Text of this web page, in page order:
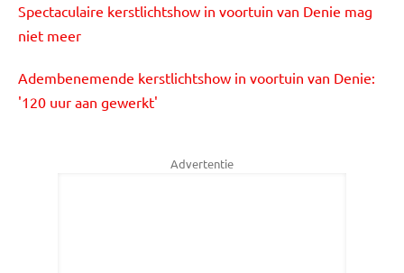
Spectaculaire kerstlichtshow in voortuin van Denie mag
niet meer
Adembenemende kerstlichtshow in voortuin van Denie:
'120 uur aan gewerkt'
Advertentie